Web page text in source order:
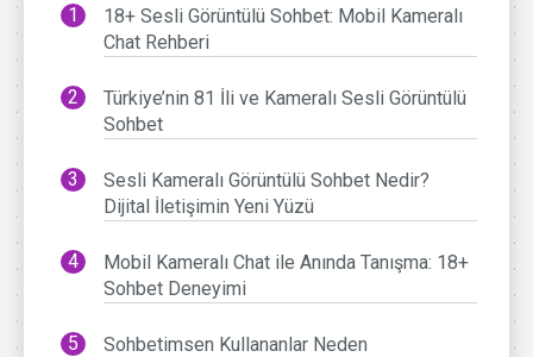
18+ Sesli Görüntülü Sohbet: Mobil Kameralı
Chat Rehberi
Türkiye’nin 81 İli ve Kameralı Sesli Görüntülü
Sohbet
Sesli Kameralı Görüntülü Sohbet Nedir?
Dijital İletişimin Yeni Yüzü
Mobil Kameralı Chat ile Anında Tanışma: 18+
Sohbet Deneyimi
Sohbetimsen Kullananlar Neden